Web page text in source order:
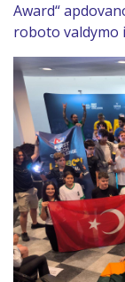
Award“
roboto valdymo